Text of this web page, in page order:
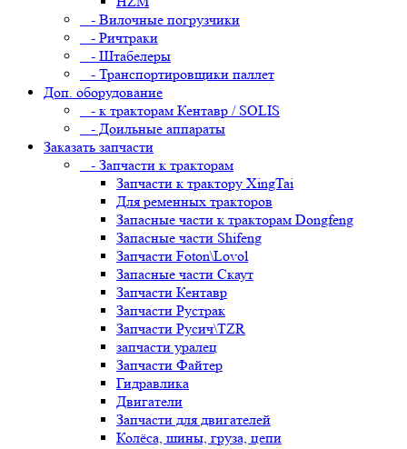
- Вилочные погрузчики
- Ричтраки
- Штабелеры
- Транспортировщики паллет
Доп. оборудование
- к тракторам Кентавр / SOLIS
- Доильные аппараты
Заказать запчасти
- Запчасти к тракторам
Запчасти к трактору XingTai
Для ременных тракторов
Запасные части к тракторам Dongfeng
Запасные части Shifeng
Запчасти Foton\Lovol
Запасные части Скаут
Запчасти Кентавр
Запчасти Рустрак
Запчасти Русич\TZR
запчасти уралец
Запчасти Файтер
Гидравлика
Двигатели
Запчасти для двигателей
Колёса, шины, груза, цепи